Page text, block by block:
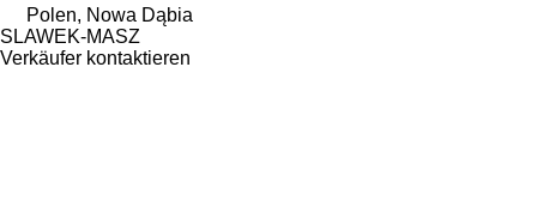
Polen, Nowa Dąbia
SLAWEK-MASZ
Verkäufer kontaktieren